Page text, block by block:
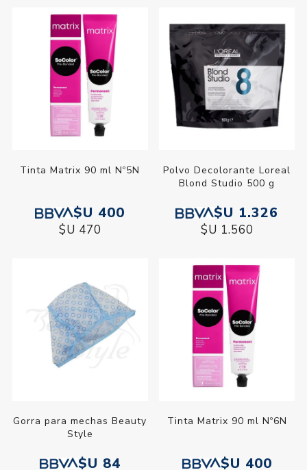
Tinta Matrix 90 ml Nº5N
$U 400
$U 470
Polvo Decolorante Loreal
Blond Studio 500 g
$U 1.326
$U 1.560
Gorra para mechas Beauty
Style
$U 84
Tinta Matrix 90 ml Nº6N
$U 400